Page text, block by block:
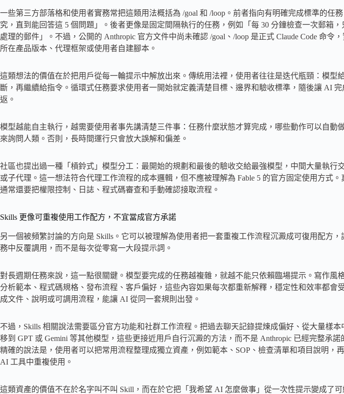
一些第三方部落格和使用者實務常把這類用法概括為 /goal 和 /loop。前者指向有明確完成標準的任
究，直到能回答這 5 個問題」。後者更像是固定間隔執行的任務，例如「每 30 分鐘檢查一次郵箱
處理的郵件」。不過，公開的 Anthropic 官方文件中尚未確認 /goal、/loop 是正式 Claude Code 命令
所在產品版本、代理框架或使用者自建腳本。
這類想法的價值在於把用戶從每一輪提示中解放出來。傳統用法裡，使用者往往是迭代瓶頸：模型
斷，再繼續給指令。循環式任務要求使用者一開始就定義清楚目標、邊界和驗收標準，隨後讓 AI
返。
模型越能自主執行，越需要使用者事先講清楚三件事：任務什麼狀態才算完成，哪些動作可以自動
來詢問人類。否則，長時間運行只會放大誤解和偏差。
社區也提出過一種「槓鈴式」模型分工：最開始的規劃和最後的驗收交給最強模型，中間大量執行
或子代理。這一想法符合代理工作流程的成本邏輯，但不應被理解為 Fable 5 的官方固定使用方式。
通常還要把權限控制、日誌、程式碼審查和手動確認接取流程。
Skills 更像可重複使用工作配方，不宜當成官方承諾
另一個被頻繁討論的方向是 Skills。它可以被理解為使用者把一套重複工作流程沉澱成可復用配方，
務中反覆調用，而不是每次從零寫一大段提示詞。
對長週期任務來說，這一點很關鍵。模型要完成的任務越複雜，就越不能只依賴臨場提示。寫作風
分析範本、程式碼規格、發布流程、客戶偏好，這些內容如果每次都重新解釋，穩定性和效率都會
成文件、說明或可調用流程，能讓 AI 從同一套規則出發。
不過，Skills 相關說法需要區分官方功能和社群工作流程。把過去聊天記錄提煉成偏好、從大量樣本
移到 GPT 或 Gemini 等其他模型，這些更接近用戶自行沉澱的方法，而不是 Anthropic 已經完整承諾
精確的說法是，使用者可以把常用流程整理成獨立資產，例如範本、SOP、檢查清單和項目說明，
AI 工具中重複使用。
這類資產的價值不在於名字叫不叫 Skill，而在於它把「我希望 AI 怎麼做事」從一次性提示變成了可